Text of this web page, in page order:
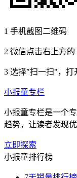
1 手机截图二维码
2 微信点击右上方的
3 选择"扫一扫"，打
小报童专栏
小报童专栏是一个
趋势，让读者发现优
立即探索
小报童排行榜